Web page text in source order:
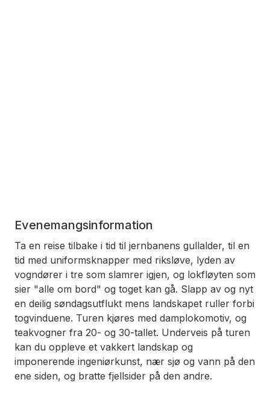
Evenemangsinformation
Ta en reise tilbake i tid til jernbanens gullalder, til en
tid med uniformsknapper med riksløve, lyden av
vogndører i tre som slamrer igjen, og lokfløyten som
sier "alle om bord" og toget kan gå. Slapp av og nyt
en deilig søndagsutflukt mens landskapet ruller forbi
togvinduene. Turen kjøres med damplokomotiv, og
teakvogner fra 20- og 30-tallet. Underveis på turen
kan du oppleve et vakkert landskap og
imponerende ingeniørkunst, nær sjø og vann på den
ene siden, og bratte fjellsider på den andre.